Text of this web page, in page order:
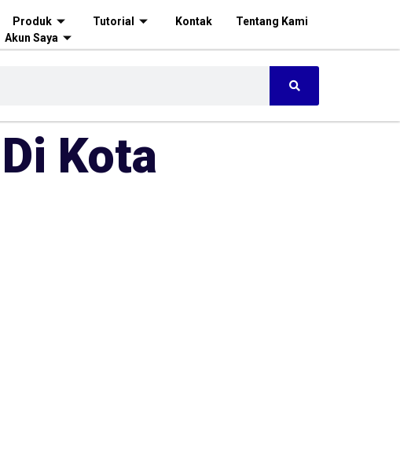
Produk Tutorial Kontak
Tentang Kami
Akun Saya
Kota